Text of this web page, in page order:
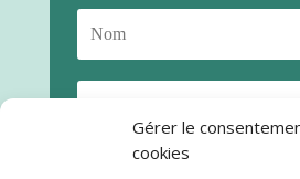
Gérer le
cookies